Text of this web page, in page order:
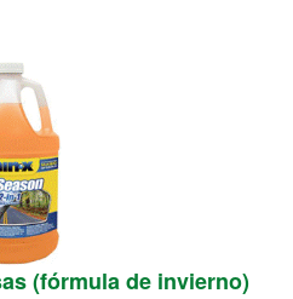
(fórmula de invierno)